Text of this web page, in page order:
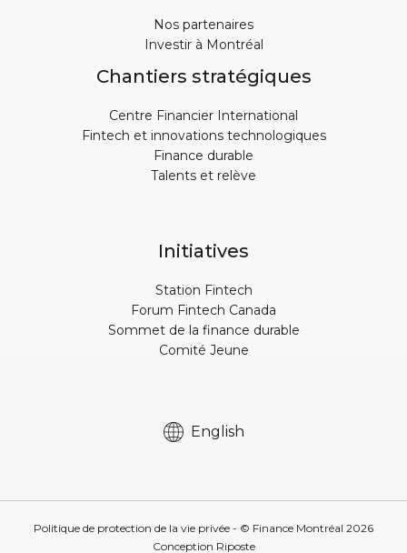
Nos partenaires
Investir à Montréal
Chantiers stratégiques
Centre Financier International
Fintech et innovations technologiques
Finance durable
Talents et relève
Initiatives
Station Fintech
Forum Fintech Canada
Sommet de la finance durable
Comité Jeune
English
Politique de protection de la vie privée - © Finance Montréal 2026
Conception Riposte